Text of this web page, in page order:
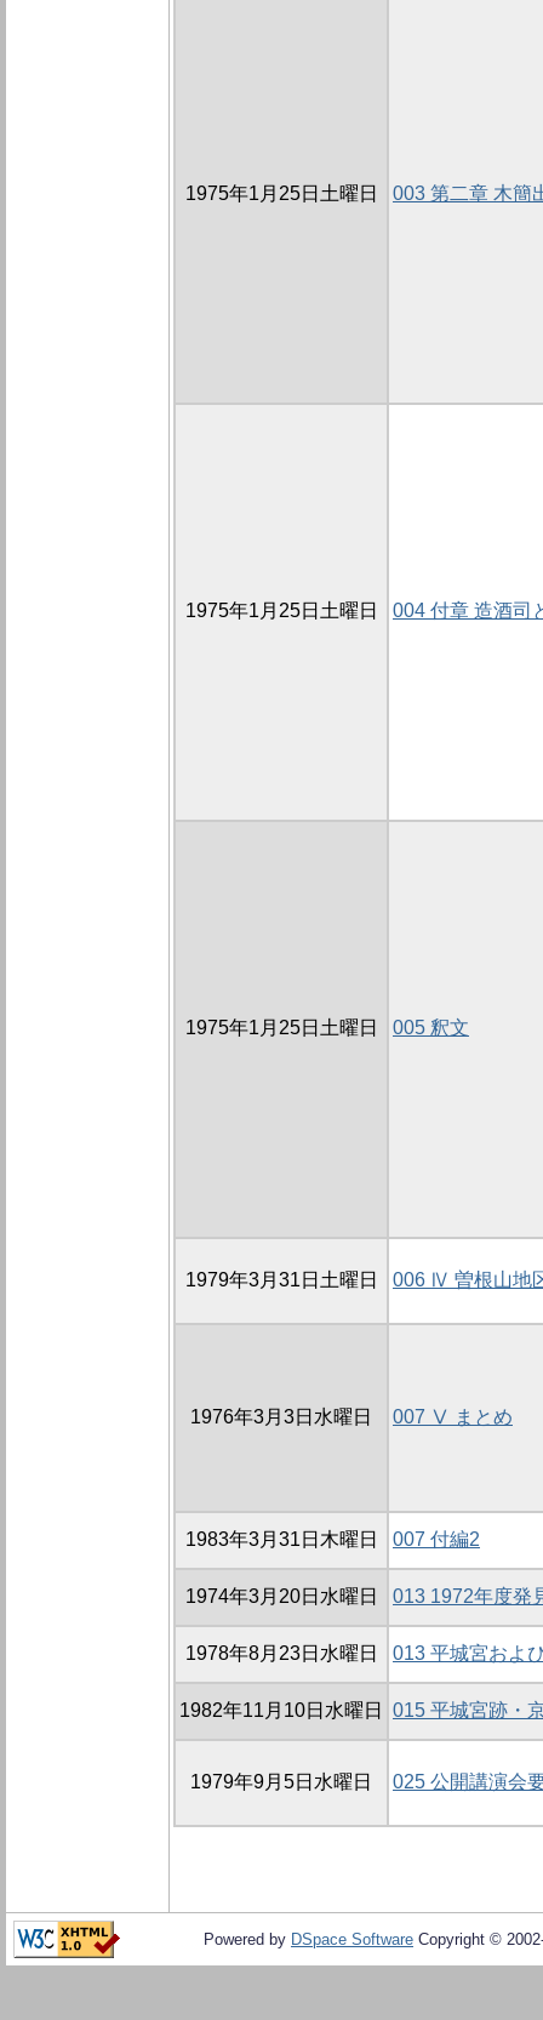
1975年1月25日土曜日 003 第二章 木簡
1975年1月25日土曜日 004 付章 造酒司
1975年1月25日土曜日 005 釈文
1979年3月31日土曜日 006 Ⅳ 曽根山地
1976年3月3日水曜日 007 Ⅴ まとめ
1983年3月31日木曜日 007 付編2
1974年3月20日水曜日 013 1972年度発
1978年8月23日水曜日 013 平城宮およ
1982年11月10日水曜日 015 平城宮跡・
1979年9月5日水曜日 025 公開講演会
Powered by DSpace Software Copyright ©